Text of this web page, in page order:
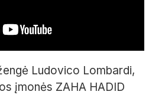
Ludovico Lombardi,
įmonės ZAHA HADID